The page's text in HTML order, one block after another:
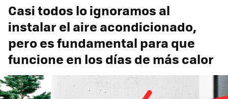
Casi todos lo ignoramos al
instalar el aire acondicionado,
pero es fundamental para que
funcione en los días de más calor